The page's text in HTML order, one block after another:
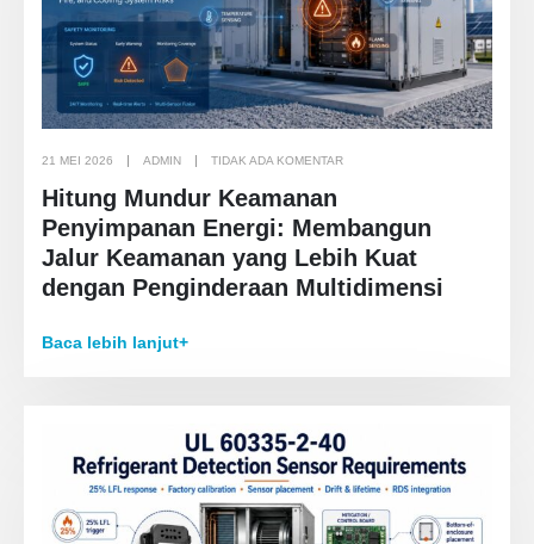
21 MEI 2026 ADMIN TIDAK ADA KOMENTAR
Hitung Mundur Keamanan
Penyimpanan Energi: Membangun
Jalur Keamanan yang Lebih Kuat
dengan Penginderaan Multidimensi
Baca lebih lanjut+